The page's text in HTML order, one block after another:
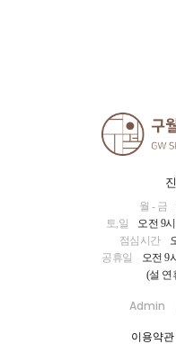
월 - 금
토,일
오전 9
점심시간
공휴일
오전 9
(설 연
Admin
이용약관